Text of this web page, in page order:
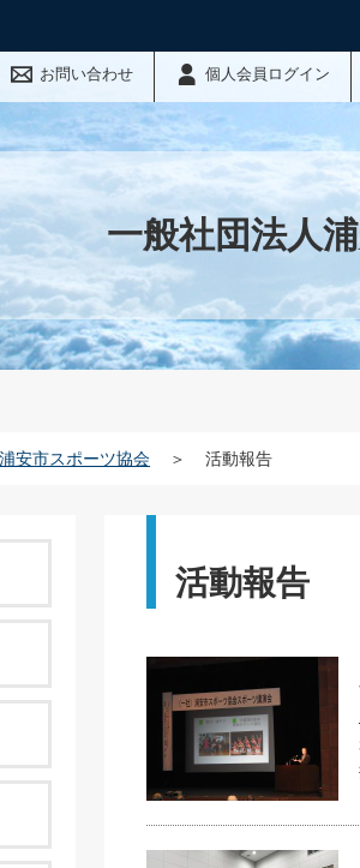
お問い合わせ 個人会員ログイン
一般社団法人
安市スポーツ協会 ＞ 活動報告
活動報告